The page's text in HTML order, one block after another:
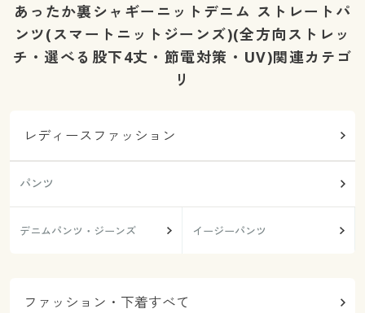
あったか裏シャギーニットデニム ストレートパ
ンツ(スマートニットジーンズ)(全方向ストレッ
チ・選べる股下4丈・節電対策・UV)関連カテゴ
リ
レディースファッション
パンツ
デニムパンツ・ジーンズ イージーパンツ
ファッション・下着すべて